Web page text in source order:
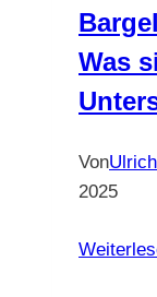
Was
Von
2025